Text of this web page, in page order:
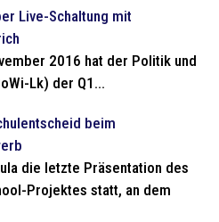
Live-Schaltung mit
2016 hat der Politik und
Lk) der Q1...
beim
die letzte Präsentation des
Projektes statt, an dem